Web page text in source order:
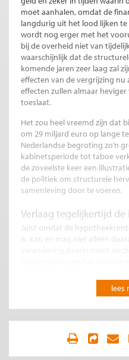
moet aanhalen, omdat de
langdurig uit het lood lijken te
wordt nog erger met het
bij de overheid niet van
waarschijnlijk dat de
komende jaren zeer laag zal
effecten van de vergrijzing
effecten zullen almaar
toeslaat.
Het zou heel vreemd zijn dat
om 29 miljard euro op lange
Nederlandse begroting zo’n
kabinetsperiode tot taboe
de zoveelste keer een
de politiek om structurele
samenleving door te voeren.
Verlaag tegelijkertijd
Juist omdat de
is, kan en mag niet alléén
inefficiënt is geworden. De
vanzelfsprekend geleidelijk
kwetsbare huizenmarkt niet
aanstaande is én dat tegelijk
lees